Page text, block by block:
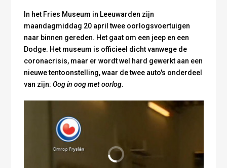
In het Fries Museum in Leeuwarden zijn
maandagmiddag 20 april twee oorlogsvoertuigen
naar binnen gereden. Het gaat om een jeep en een
Dodge. Het museum is officieel dicht vanwege de
coronacrisis, maar er wordt wel hard gewerkt aan een
nieuwe tentoonstelling, waar de twee auto's onderdeel
van zijn: Oog in oog met oorlog.